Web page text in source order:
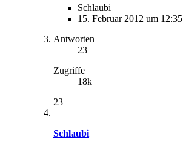
Schlaubi
15. Februar 2012 um 12:35
Antworten
23
Zugriffe
18k
23
Schlaubi